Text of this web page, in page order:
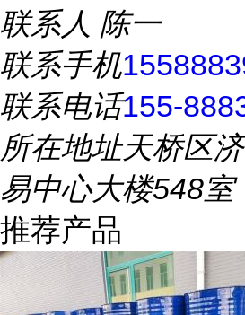
联系人 陈一
联系手机
联系电话155-
所在地址天桥区
易中心大楼548室
推荐产品